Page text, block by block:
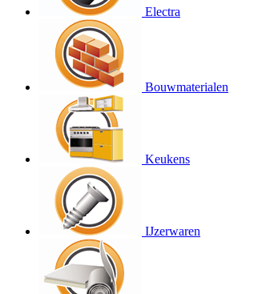
Electra
Bouwmaterialen
Keukens
IJzerwaren